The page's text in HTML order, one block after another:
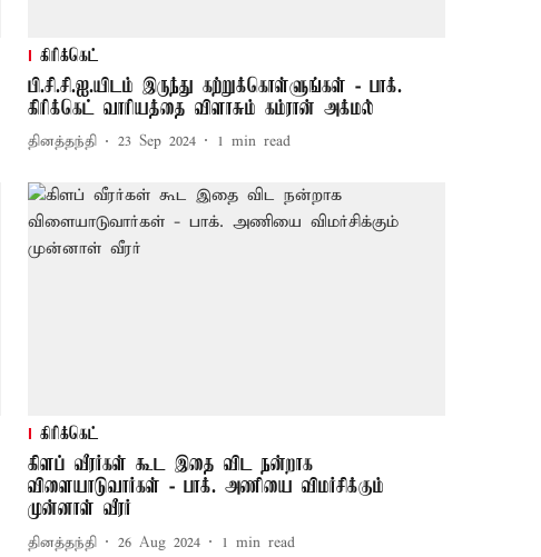
கிரிக்கெட்
பி.சி.சி.ஐ.யிடம் இருந்து கற்றுக்கொள்ளுங்கள் - பாக்.
கிரிக்கெட் வாரியத்தை விளாசும் கம்ரான் அக்மல்
தினத்தந்தி 23 Sep 2024 1 min read
கிரிக்கெட்
கிளப் வீரர்கள் கூட இதை விட நன்றாக
விளையாடுவார்கள் - பாக். அணியை விமர்சிக்கும்
முன்னாள் வீரர்
தினத்தந்தி 26 Aug 2024 1 min read